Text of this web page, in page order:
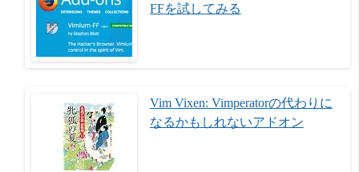
FFを試してみる
Vim Vixen: Vimperatorの代わりに
なるかもしれないアドオン